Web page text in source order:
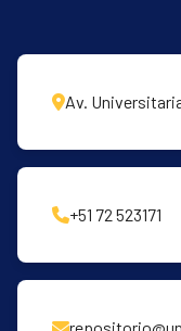
Av.
+51 72 523171